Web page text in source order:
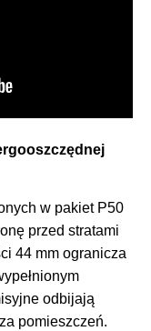
w pakiet P50
przed stratami
44 mm ogranicza
odbijają
pomieszczeń.